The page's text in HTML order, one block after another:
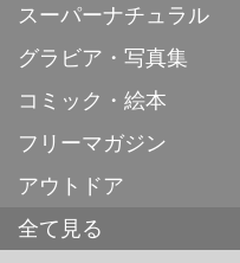
スーパーナチュラル
グラビア・写真集
コミック・絵本
フリーマガジン
アウトドア
全て見る